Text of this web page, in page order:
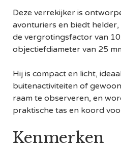
Deze verrekijker is
avonturiers en biedt
de vergrotingsfactor van
objectiefdiameter van 25
Hij is compact en licht,
buitenactiviteiten of
raam te observeren, en
praktische tas en koord
Kenmerken